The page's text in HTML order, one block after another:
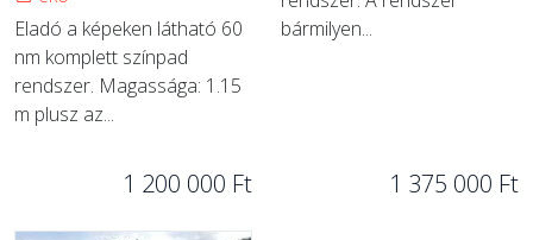
Eladó a képeken látható 60
nm komplett színpad
rendszer. Magassága: 1.15
m plusz az...
1 200 000 Ft
bármilyen...
1 375 000 Ft